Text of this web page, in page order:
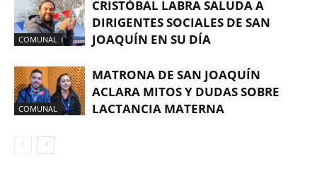
COMUNAL
CRISTÓBAL LABRA SALUDA A
DIRIGENTES SOCIALES DE SAN
JOAQUÍN EN SU DÍA
COMUNAL
MATRONA DE SAN JOAQUÍN
ACLARA MITOS Y DUDAS SOBRE
LACTANCIA MATERNA